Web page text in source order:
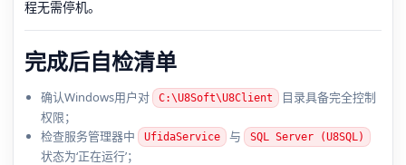
程无需停机。
完成后自检清单
确认Windows用户对 C:\U8Soft\U8Client
目录具备完全控制
权限；
检查服务管理器中
UfidaService 与 SQL Server (U8SQL)
状态为‘正在运行’；